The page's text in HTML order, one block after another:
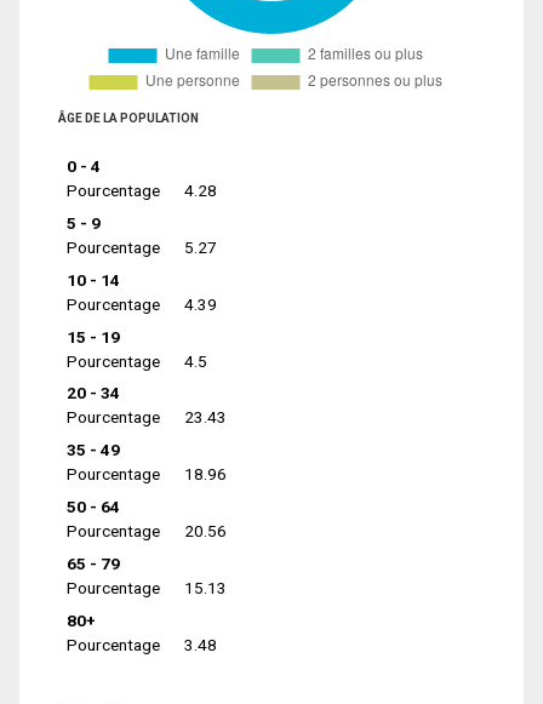
ÂGE DE LA POPULATION
0 - 4
Pourcentage
4.28
5 - 9
Pourcentage
5.27
10 - 14
Pourcentage
4.39
15 - 19
Pourcentage
4.5
20 - 34
Pourcentage
23.43
35 - 49
Pourcentage
18.96
50 - 64
Pourcentage
20.56
65 - 79
Pourcentage
15.13
80+
Pourcentage
3.48